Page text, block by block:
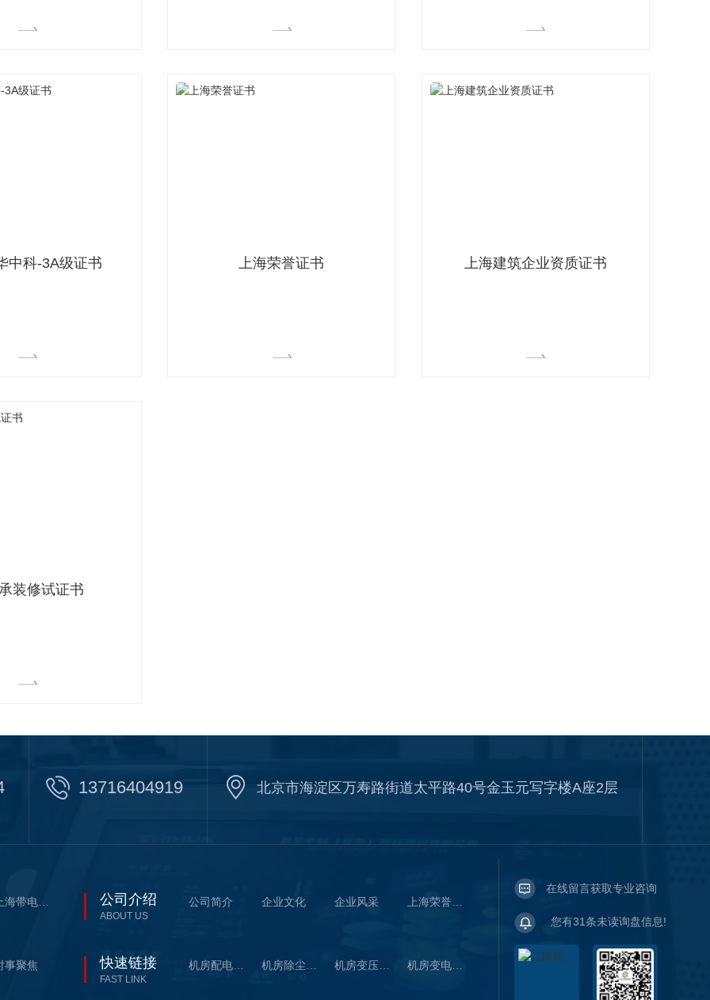
中科-3A级证书 上海荣誉证书 上海建筑企业资质证书
装修试证书
13716404919 北京市海淀区万寿路街道太平路40号金玉元写字楼A座2层
公司介绍
ABOUT US
公司简介 企业文化 企业风采
事聚焦 快速链接
FAST LINK
在线留言获取专业咨询
您有31条未读询盘信息!